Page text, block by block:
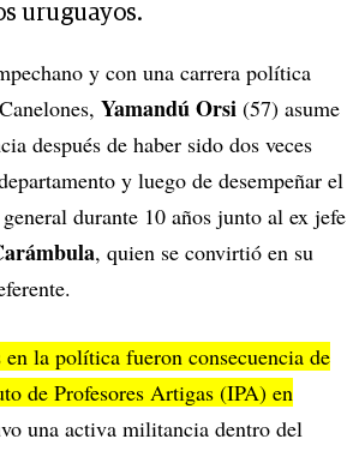
uruguayos.
y con una carrera política
Yamandú Orsi (57) asume
después de haber sido dos veces
y luego de desempeñar el
durante 10 años junto al ex jefe
, quien se convirtió en su
en la política fueron consecuencia de
de Profesores Artigas (IPA) en
una activa militancia dentro del